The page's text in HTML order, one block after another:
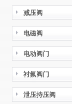
减压阀
电磁阀
电动阀门
衬氟阀门
泄压持压阀